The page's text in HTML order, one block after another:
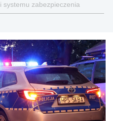
systemu zabezpieczenia